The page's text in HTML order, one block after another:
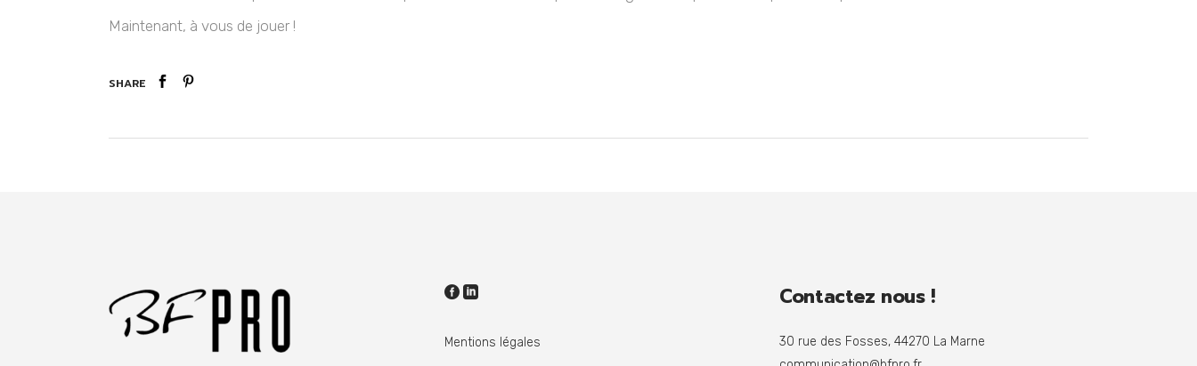
Maintenant, à vous de jouer !
SHARE
Mentions légales
Contactez nous !
30 rue des Fosses, 44270 La Marne